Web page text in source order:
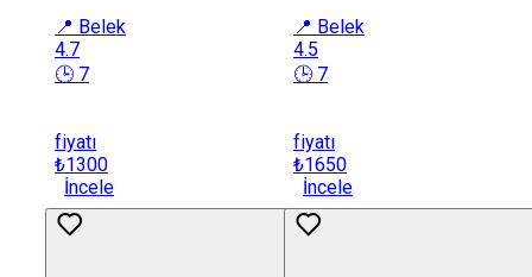
📍 Belek
4.7
🕒 7
fiyatı
₺1300
İncele
📍 Belek
4.5
🕒 7
fiyatı
₺1650
İncele